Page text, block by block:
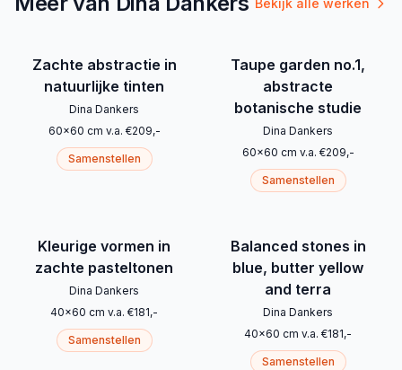
Bekijk alle werken
Zachte abstractie in
natuurlijke tinten
Dina Dankers
60x60 cm v.a. €209,-
Samenstellen
Taupe garden no.1,
abstracte
botanische studie
Dina Dankers
60x60 cm v.a. €209,-
Samenstellen
Kleurige vormen in
zachte pasteltonen
Dina Dankers
40x60 cm v.a. €181,-
Samenstellen
Balanced stones in
blue, butter yellow
and terra
Dina Dankers
40x60 cm v.a. €181,-
Samenstellen